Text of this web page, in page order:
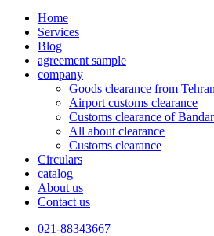
Home
Services
Blog
agreement sample
company
Goods clearance from Tehran
Airport customs clearance
Customs clearance of
All about clearance
Customs clearance
Circulars
catalog
About us
Contact us
021-88343667